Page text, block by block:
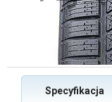
Specyfikacja